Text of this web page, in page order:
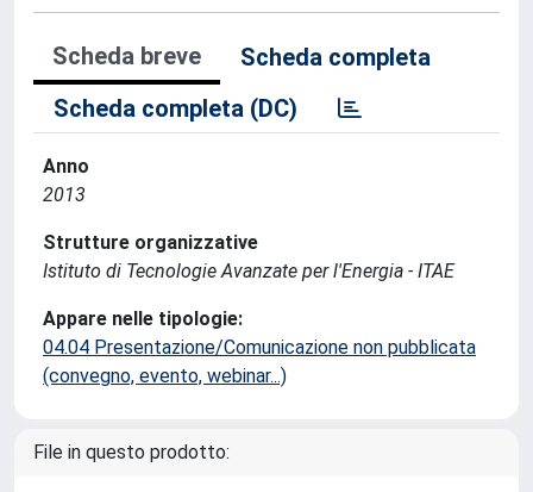
Scheda breve
Scheda completa
Scheda completa (DC)
Anno
2013
Strutture organizzative
Istituto di Tecnologie Avanzate per l'Energia - ITAE
Appare nelle tipologie:
04.04 Presentazione/Comunicazione non pubblicata
(convegno, evento, webinar...)
File in questo prodotto: